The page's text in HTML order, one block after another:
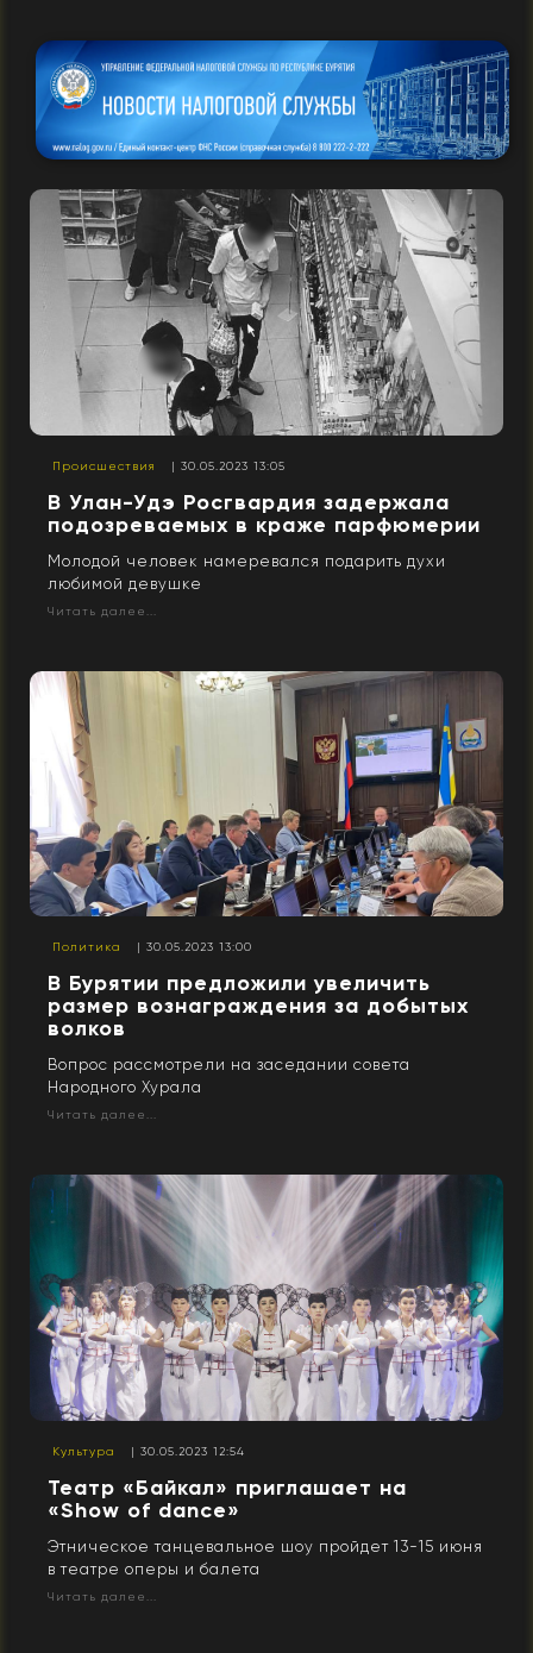
Происшествия | 30.05.2023 13:05
В Улан-Удэ Росгвардия задержала
подозреваемых в краже парфюмерии
Молодой человек намеревался подарить духи
любимой девушке
Читать далее...
Политика | 30.05.2023 13:00
В Бурятии предложили увеличить
размер вознаграждения за добытых
волков
Вопрос рассмотрели на заседании совета
Народного Хурала
Читать далее...
Культура | 30.05.2023 12:54
Театр «Байкал» приглашает на
«Show of dance»
Этническое танцевальное шоу пройдет 13-15 июня
в театре оперы и балета
Читать далее...